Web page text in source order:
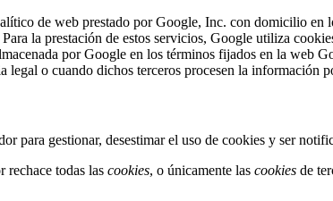
de web prestado por Google, Inc. con domicilio en
la prestación de estos servicios, Google utiliza
por Google en los términos fijados en la web
o cuando dichos terceros procesen la información
para gestionar, desestimar el uso de cookies y ser
rechace todas las cookies, o únicamente las cookies de